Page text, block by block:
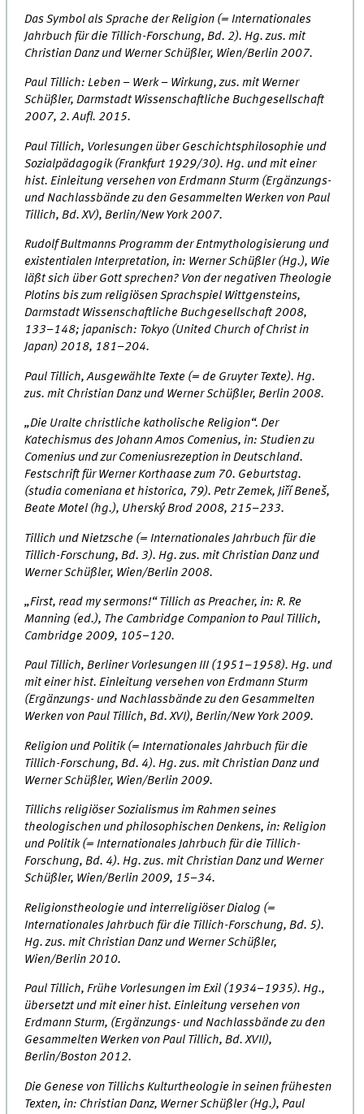
Das Symbol als Sprache der Religion (= Internationales
Jahrbuch für die Tillich-Forschung, Bd. 2). Hg. zus. mit
Christian Danz und Werner Schüßler, Wien/Berlin 2007.
Paul Tillich: Leben – Werk – Wirkung, zus. mit Werner
Schüßler, Darmstadt Wissenschaftliche Buchgesellschaft
2007, 2. Aufl. 2015.
Paul Tillich, Vorlesungen über Geschichtsphilosophie und
Sozialpädagogik (Frankfurt 1929/30). Hg. und mit einer
hist. Einleitung versehen von Erdmann Sturm (Ergänzungs-
und Nachlassbände zu den Gesammelten Werken von Paul
Tillich, Bd. XV), Berlin/New York 2007.
Rudolf Bultmanns Programm der Entmythologisierung und
existentialen Interpretation, in: Werner Schüßler (Hg.), Wie
läßt sich über Gott sprechen? Von der negativen Theologie
Plotins bis zum religiösen Sprachspiel Wittgensteins,
Darmstadt Wissenschaftliche Buchgesellschaft 2008,
133–148; japanisch: Tokyo (United Church of Christ in
Japan) 2018, 181–204.
Paul Tillich, Ausgewählte Texte (= de Gruyter Texte). Hg.
zus. mit Christian Danz und Werner Schüßler, Berlin 2008.
„Die Uralte christliche katholische Religion“. Der
Katechismus des Johann Amos Comenius, in: Studien zu
Comenius und zur Comeniusrezeption in Deutschland.
Festschrift für Werner Korthaase zum 70. Geburtstag.
(studia comeniana et historica, 79). Petr Zemek, Jiří Beneš,
Beate Motel (hg.), Uherský Brod 2008, 215–233.
Tillich und Nietzsche (= Internationales Jahrbuch für die
Tillich-Forschung, Bd. 3). Hg. zus. mit Christian Danz und
Werner Schüßler, Wien/Berlin 2008.
„First, read my sermons!“ Tillich as Preacher, in: R. Re
Manning (ed.), The Cambridge Companion to Paul Tillich,
Cambridge 2009, 105–120.
Paul Tillich, Berliner Vorlesungen III (1951–1958). Hg. und
mit einer hist. Einleitung versehen von Erdmann Sturm
(Ergänzungs- und Nachlassbände zu den Gesammelten
Werken von Paul Tillich, Bd. XVI), Berlin/New York 2009.
Religion und Politik (= Internationales Jahrbuch für die
Tillich-Forschung, Bd. 4). Hg. zus. mit Christian Danz und
Werner Schüßler, Wien/Berlin 2009.
Tillichs religiöser Sozialismus im Rahmen seines
theologischen und philosophischen Denkens, in: Religion
und Politik (= Internationales Jahrbuch für die Tillich-
Forschung, Bd. 4). Hg. zus. mit Christian Danz und Werner
Schüßler, Wien/Berlin 2009, 15–34.
Religionstheologie und interreligiöser Dialog (=
Internationales Jahrbuch für die Tillich-Forschung, Bd. 5).
Hg. zus. mit Christian Danz und Werner Schüßler,
Wien/Berlin 2010.
Paul Tillich, Frühe Vorlesungen im Exil (1934–1935). Hg.,
übersetzt und mit einer hist. Einleitung versehen von
Erdmann Sturm, (Ergänzungs- und Nachlassbände zu den
Gesammelten Werken von Paul Tillich, Bd. XVII),
Berlin/Boston 2012.
Die Genese von Tillichs Kulturtheologie in seinen frühesten
Texten, in: Christian Danz, Werner Schüßler (Hg.), Paul